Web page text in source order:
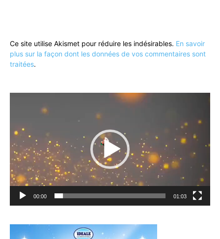
Ce site utilise Akismet pour réduire les indésirables. En savoir
plus sur la façon dont les données de vos commentaires sont
traitées.
00:00 01:03